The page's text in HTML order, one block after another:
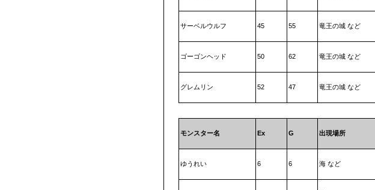
サーベルウルフ 45 55 竜王の城 など
ゴーゴンヘッド 50 62 竜王の城 など
グレムリン 52 47 竜王の城 など
モンスター名 Ex G 出現場所
ゆうれい 6 6 海 など